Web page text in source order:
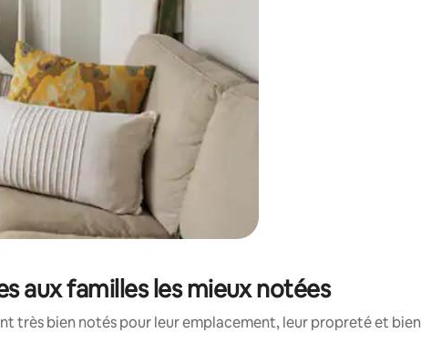
aux familles les mieux notées
très bien notés pour leur emplacement, leur propreté et